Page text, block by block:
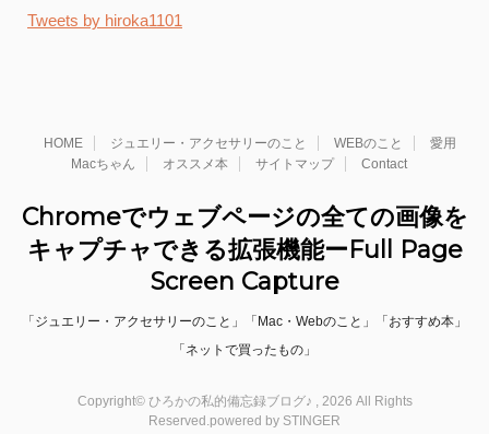
Tweets by hiroka1101
HOME ジュエリー・アクセサリーのこと WEBのこと
愛用
Macちゃん
オススメ本 サイトマップ Contact
Chromeでウェブページの全ての画像を
キャプチャできる拡張機能ーFull Page
Screen Capture
「ジュエリー・アクセサリーのこと」「Mac・Webのこと」「おすすめ本」
「ネットで買ったもの」
Copyright© ひろかの私的備忘録ブログ♪ , 2026 All Rights
Reserved.powered by STINGER